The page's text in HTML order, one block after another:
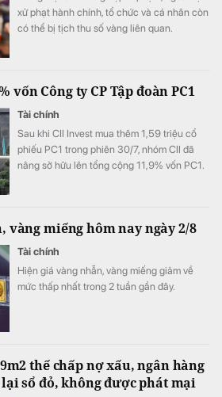
xử phạt hành chính, tổ chức và cá nhân còn
có thể bị tịch thu số vàng liên quan.
vốn Công ty CP Tập đoàn PC1
Tài chính
Sau khi CII Invest mua thêm 1,59 triệu cổ
phiếu PC1 trong phiên 30/7, nhóm CII đã
nâng sở hữu lên tổng cộng 11,9% vốn PC1.
vàng miếng hôm nay ngày 2/8
Tài chính
Hiện giá vàng nhẫn, vàng miếng giảm về
mức thấp nhất trong 2 tuần gần đây.
thế chấp nợ xấu, ngân hàng
sổ đỏ, không được phát mại